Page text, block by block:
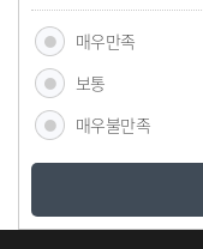
매우만족
보통
매우불만족